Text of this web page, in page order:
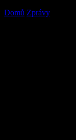
Domů Zprávy